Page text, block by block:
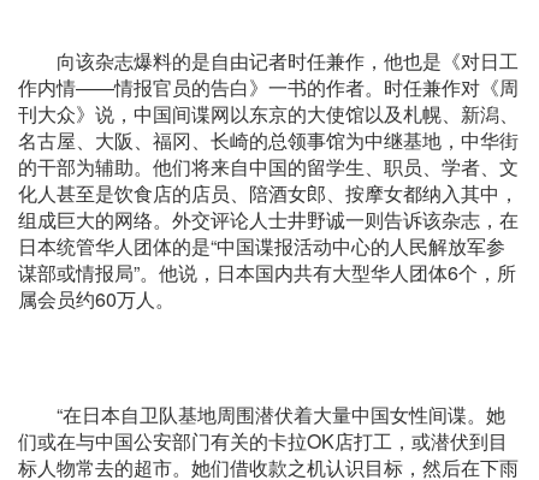
向该杂志爆料的是自由记者时任兼作，他也是《对日工
作内情——情报官员的告白》一书的作者。时任兼作对《周
刊大众》说，中国间谍网以东京的大使馆以及札幌、新潟、
名古屋、大阪、福冈、长崎的总领事馆为中继基地，中华街
的干部为辅助。他们将来自中国的留学生、职员、学者、文
化人甚至是饮食店的店员、陪酒女郎、按摩女都纳入其中，
组成巨大的网络。外交评论人士井野诚一则告诉该杂志，在
日本统管华人团体的是“中国谍报活动中心的人民解放军参
谋部或情报局”。他说，日本国内共有大型华人团体6个，所
属会员约60万人。
“在日本自卫队基地周围潜伏着大量中国女性间谍。她
们或在与中国公安部门有关的卡拉OK店打工，或潜伏到目
标人物常去的超市。她们借收款之机认识目标，然后在下雨